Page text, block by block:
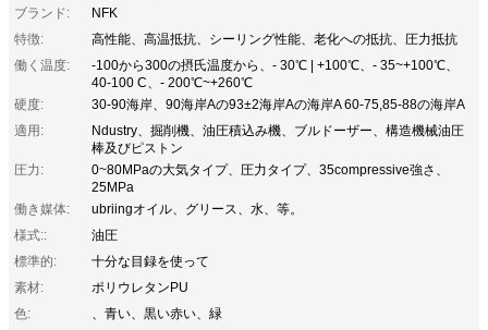
ブランド:
NFK
特徴:
高性能、高温抵抗、シーリング性能、老化への抵抗、圧力抵抗
働く温度:
-100から300の摂氏温度から、- 30℃ | +100℃、- 35~+100℃、
40-100 C、- 200℃~+260℃
硬度:
30-90海岸、90海岸Aの93±2海岸Aの海岸A 60-75,85-88の海岸A
適用:
Ndustry、掘削機、油圧積込み機、ブルドーザー、構造機械油圧
棒及びピストン
圧力:
0~80MPaの大気タイプ、圧力タイプ、35compressive強さ、
25MPa
働き媒体:
ubriingオイル、グリース、水、等。
様式::
油圧
標準的:
十分な目録を使って
素材:
ポリウレタンPU
色:
、青い、黒い赤い、緑